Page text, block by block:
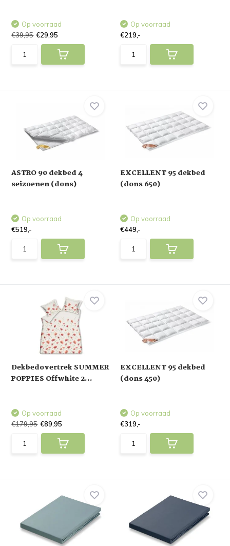
Op voorraad
€39,95 €29,95
Op voorraad
€219,-
ASTRO 90 dekbed 4
seizoenen (dons)
Op voorraad
€519,-
EXCELLENT 95 dekbed
(dons 650)
Op voorraad
€449,-
Dekbedovertrek SUMMER
POPPIES Offwhite 2...
Op voorraad
€179,95 €89,95
EXCELLENT 95 dekbed
(dons 450)
Op voorraad
€319,-